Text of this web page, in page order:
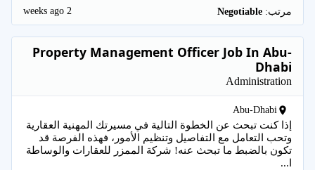
مرتب: 2 weeks ago
Property Management Officer Job In Abu-
Dhabi
Administration
Abu-Dhabi
إذا كنت تبحث عن الخطوة التالية في مسيرتك المهنية العقارية
وتحب التعامل مع التفاصيل وتنظيم الأمور، فهذه الفرصة قد
تكون بالضبط ما تبحث عنه! شركة الممزر للعقارات والوساطة
ا...